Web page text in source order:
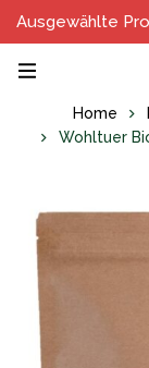
Ausgewählte
Home
Wohltuer